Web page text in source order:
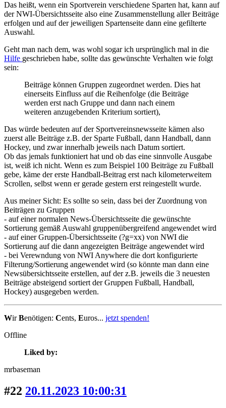
Das heißt, wenn ein Sportverein verschiedene Sparten hat, kann auf
der NWI-Übersichtsseite also eine Zusammenstellung aller Beiträge
erfolgen und auf der jeweiligen Spartenseite dann eine gefilterte
Auswahl.
Geht man nach dem, was wohl sogar ich ursprünglich mal in die
Hilfe geschrieben habe, sollte das gewünschte Verhalten wie folgt
sein:
Beiträge können Gruppen zugeordnet werden. Dies hat
einerseits Einfluss auf die Reihenfolge (die Beiträge
werden erst nach Gruppe und dann nach einem
weiteren anzugebenden Kriterium sortiert),
Das würde bedeuten auf der Sportvereinsnewsseite kämen also
zuerst alle Beiträge z.B. der Sparte Fußball, dann Handball, dann
Hockey, und zwar innerhalb jeweils nach Datum sortiert.
Ob das jemals funktioniert hat und ob das eine sinnvolle Ausgabe
ist, weiß ich nicht. Wenn es zum Beispiel 100 Beiträge zu Fußball
gebe, käme der erste Handball-Beitrag erst nach kilometerweitem
Scrollen, selbst wenn er gerade gestern erst reingestellt wurde.
Aus meiner Sicht: Es sollte so sein, dass bei der Zuordnung von
Beiträgen zu Gruppen
- auf einer normalen News-Übersichtsseite die gewünschte
Sortierung gemäß Auswahl gruppenübergreifend angewendet wird
- auf einer Gruppen-Übersichtsseite (?g=xx) von NWI die
Sortierung auf die dann angezeigten Beiträge angewendet wird
- bei Verewndung von NWI Anywhere die dort konfigurierte
Filterung/Sortierung angewendet wird (so könnte man dann eine
Newsübersichtsseite erstellen, auf der z.B. jeweils die 3 neuesten
Beiträge absteigend sortiert der Gruppen Fußball, Handball,
Hockey) ausgegeben werden.
WirBenötigen: Cents, Euros... jetzt spenden!
Offline
Liked by:
mrbaseman
#22 20.11.2023 10:00:31